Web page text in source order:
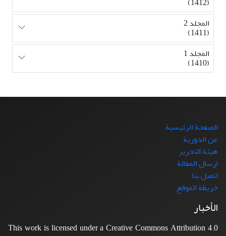
المجلد 2
(1411)
المجلد 1
(1410)
الصفحة الرئيسية
عن الدورية
هيئة التحرير
ارسال المقالة
اتصل بنا
خريطة الموقع
الأخبار
This work is licensed under a Creative Commons Attribution 4.0